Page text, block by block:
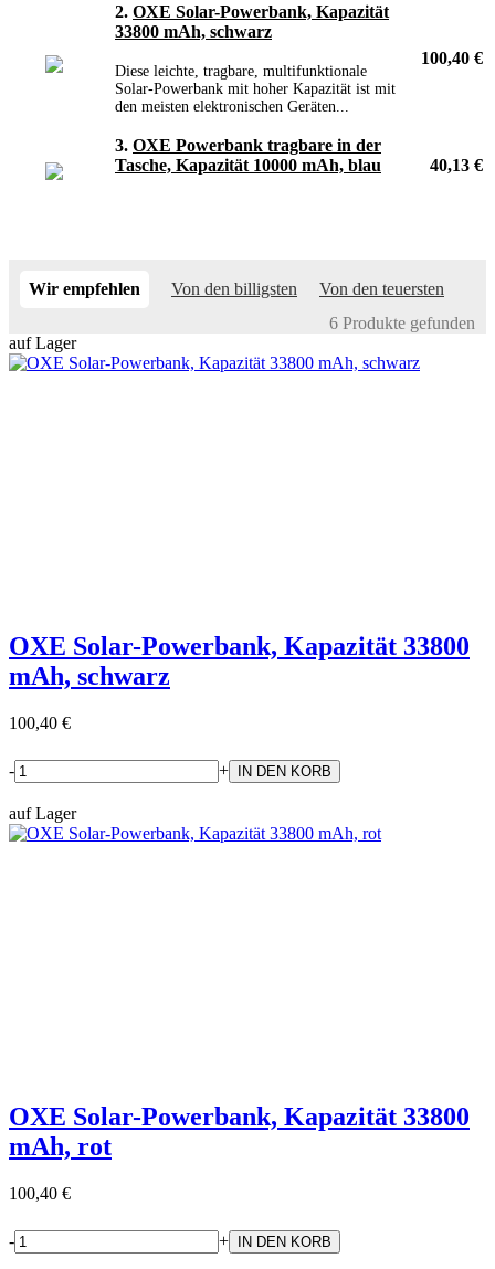
2. OXE Solar-Powerbank, Kapazität
33800 mAh, schwarz
Diese leichte, tragbare, multifunktionale
Solar-Powerbank mit hoher Kapazität ist mit
den meisten elektronischen Geräten...
100,40 €
3. OXE Powerbank tragbare in der
Tasche, Kapazität 10000 mAh, blau
40,13 €
Wir empfehlen Von den billigsten
Von den teuersten
6 Produkte gefunden
auf Lager
OXE Solar-Powerbank, Kapazität 33800
mAh, schwarz
100,40 €
- +
auf Lager
OXE Solar-Powerbank, Kapazität 33800
mAh, rot
100,40 €
- +